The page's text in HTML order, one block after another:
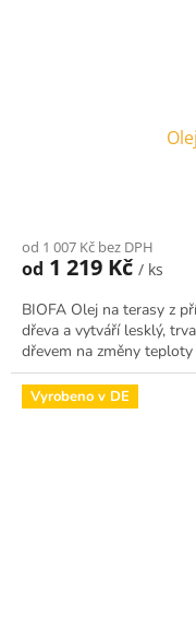
od 1 007 Kč bez DPH
od 1 219 Kč / ks
BIOFA Olej na terasy z
dřeva a vytváří lesklý,
dřevem na změny
Vyrobeno v DE